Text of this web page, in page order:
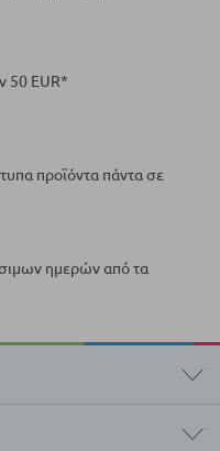
50 EUR*
προϊόντα πάντα σε
ημερών από τα